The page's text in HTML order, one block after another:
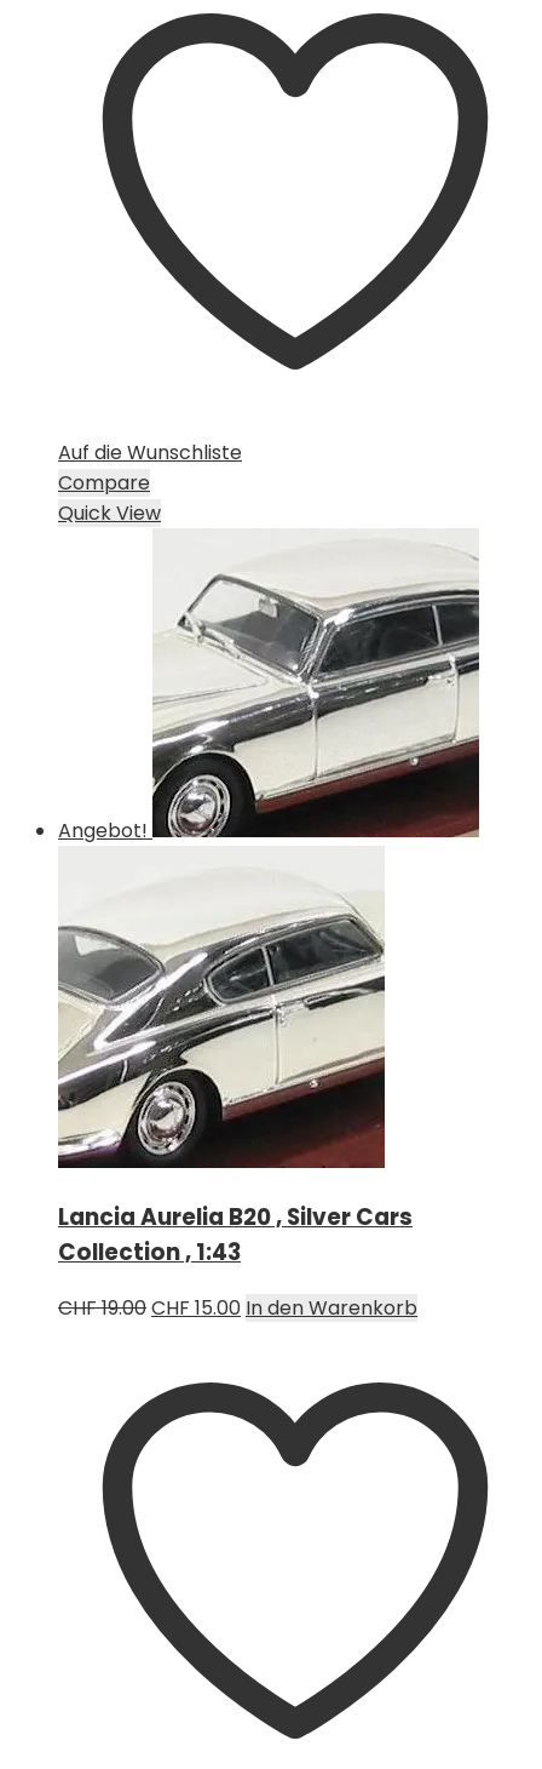
Auf die Wunschliste
Compare
Quick View
Angebot!
Lancia Aurelia B20 , Silver Cars
Collection , 1:43
CHF19.00Ursprünglicher
CHF 19.00
CHF 15.00Aktueller
CHF 15.00.
In den Warenkorb